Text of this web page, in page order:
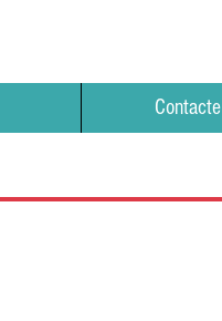
Contacte